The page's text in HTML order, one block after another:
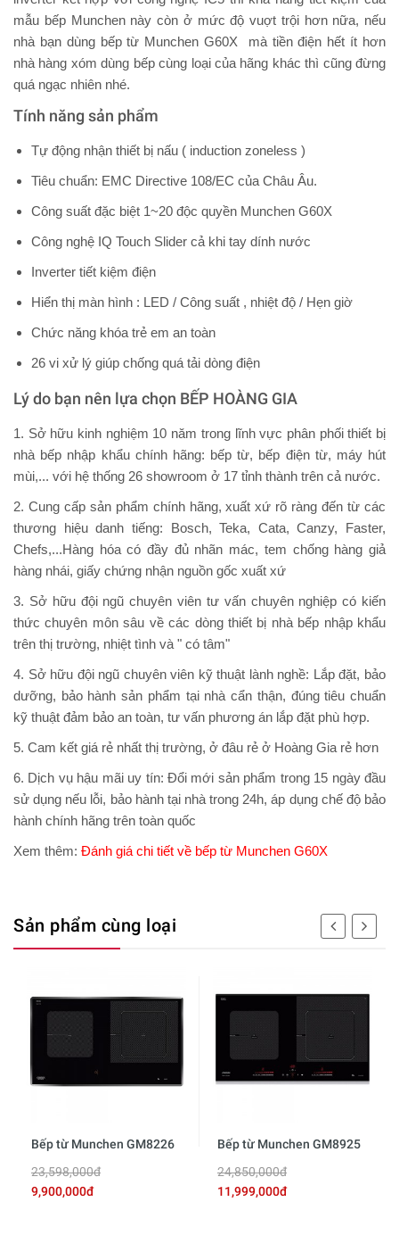
mẫu bếp Munchen này còn ở mức độ vuợt trội hơn nữa, nếu
nhà bạn dùng bếp từ Munchen G60X mà tiền điện hết ít hơn
nhà hàng xóm dùng bếp cùng loại của hãng khác thì cũng đừng
quá ngạc nhiên nhé.
Tính năng sản phẩm
Tự động nhận thiết bị nấu ( induction zoneless )
Tiêu chuẩn: EMC Directive 108/EC của Châu Âu.
Công suất đặc biệt 1~20 độc quyền Munchen G60X
Công nghệ IQ Touch Slider cả khi tay dính nước
Inverter tiết kiệm điện
Hiển thị màn hình : LED / Công suất , nhiệt độ / Hẹn giờ
Chức năng khóa trẻ em an toàn
26 vi xử lý giúp chống quá tải dòng điện
Lý do bạn nên lựa chọn BẾP HOÀNG GIA
1. Sở hữu kinh nghiệm 10 năm trong lĩnh vực phân phối thiết bị
nhà bếp nhập khẩu chính hãng: bếp từ, bếp điện từ, máy hút
mùi,... với hệ thống 26 showroom ở 17 tỉnh thành trên cả nước.
2. Cung cấp sản phẩm chính hãng, xuất xứ rõ ràng đến từ các
thương hiệu danh tiếng: Bosch, Teka, Cata, Canzy, Faster,
Chefs,...Hàng hóa có đầy đủ nhãn mác, tem chống hàng giả
hàng nhái, giấy chứng nhận nguồn gốc xuất xứ
3. Sở hữu đội ngũ chuyên viên tư vấn chuyên nghiệp có kiến
thức chuyên môn sâu về các dòng thiết bị nhà bếp nhập khẩu
trên thị trường, nhiệt tình và " có tâm"
4. Sở hữu đội ngũ chuyên viên kỹ thuật lành nghề: Lắp đặt, bảo
dưỡng, bảo hành sản phẩm tại nhà cẩn thận, đúng tiêu chuẩn
kỹ thuật đảm bảo an toàn, tư vấn phương án lắp đặt phù hợp.
5. Cam kết giá rẻ nhất thị trường, ở đâu rẻ ở Hoàng Gia rẻ hơn
6. Dịch vụ hậu mãi uy tín: Đổi mới sản phẩm trong 15 ngày đầu
sử dụng nếu lỗi, bảo hành tại nhà trong 24h, áp dụng chế độ bảo
hành chính hãng trên toàn quốc
Xem thêm: Đánh giá chi tiết về bếp từ Munchen G60X
Sản phẩm cùng loại
Bếp từ Munchen GM8226
23,598,000đ
9,900,000đ
Bếp từ Munchen GM8925
24,850,000đ
11,999,000đ